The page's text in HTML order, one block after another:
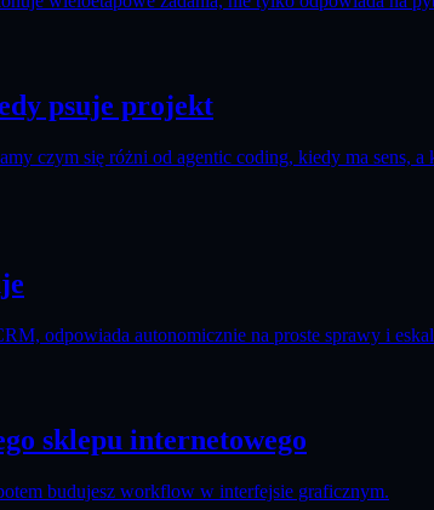
psuje projekt
czym się różni od agentic coding, kiedy ma sens,
odpowiada autonomicznie na proste sprawy i
sklepu internetowego
budujesz workflow w interfejsie graficznym.